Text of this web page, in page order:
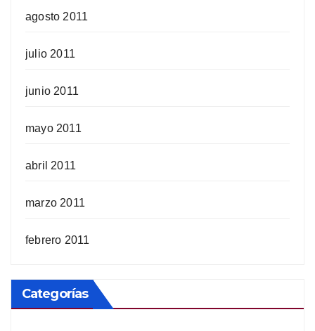
agosto 2011
julio 2011
junio 2011
mayo 2011
abril 2011
marzo 2011
febrero 2011
Categorías